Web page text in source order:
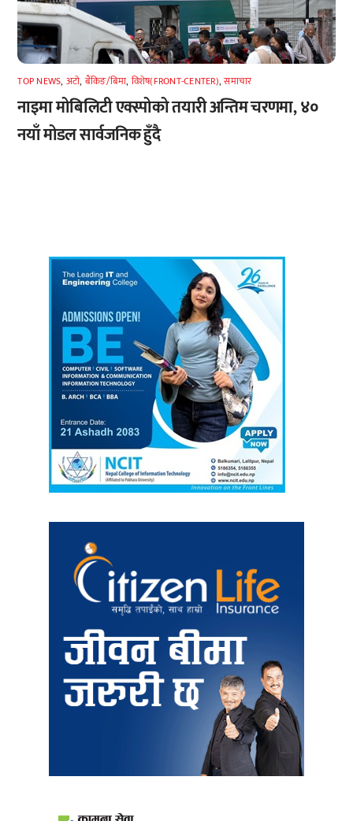
TOP NEWS, अटाे, बैंकिङ/बिमा, विशेष(FRONT-CENTER),समाचार
नाइमा मोबिलिटी एक्स्पोको तयारी अन्तिम चरणमा, ४०
नयाँ मोडल सार्वजनिक हुँदै